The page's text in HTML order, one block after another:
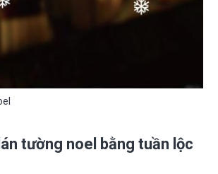
tường noel bằng tuần lộc